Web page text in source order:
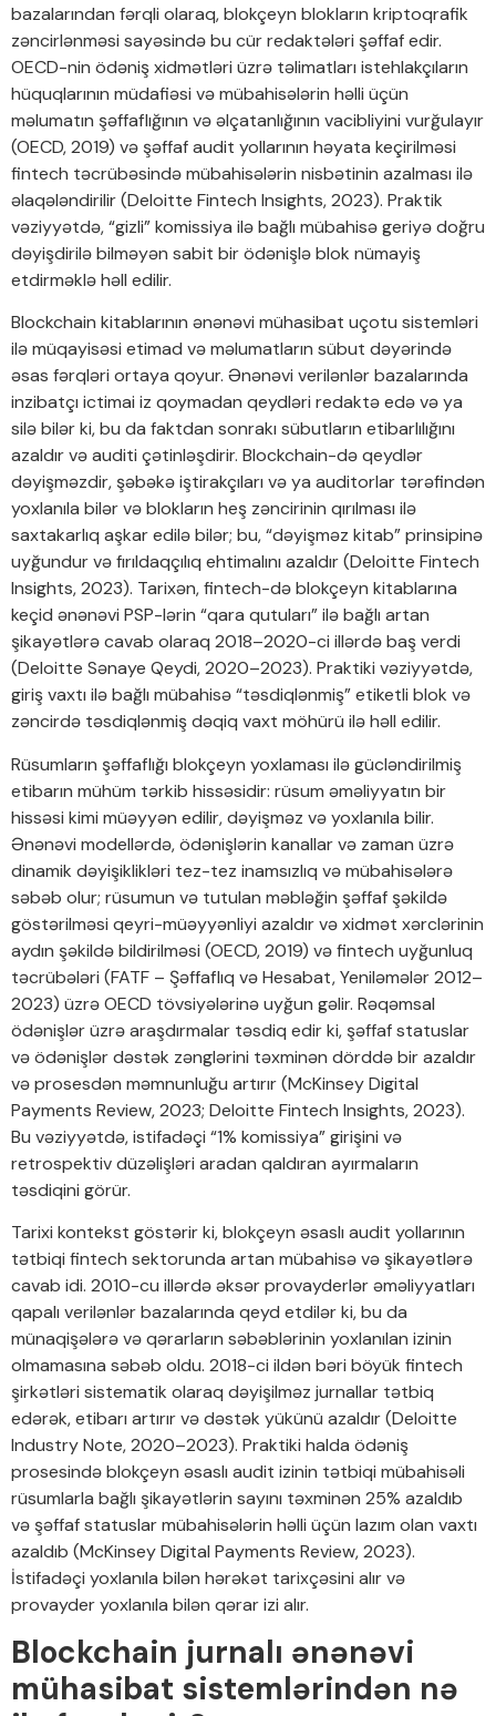
bazalarından fərqli olaraq, blokçeyn blokların kriptoqrafik
zəncirlənməsi sayəsində bu cür redaktələri şəffaf edir.
OECD-nin ödəniş xidmətləri üzrə təlimatları istehlakçıların
hüquqlarının müdafiəsi və mübahisələrin həlli üçün
məlumatın şəffaflığının və əlçatanlığının vacibliyini vurğulayır
(OECD, 2019) və şəffaf audit yollarının həyata keçirilməsi
fintech təcrübəsində mübahisələrin nisbətinin azalması ilə
əlaqələndirilir (Deloitte Fintech Insights, 2023). Praktik
vəziyyətdə, “gizli” komissiya ilə bağlı mübahisə geriyə doğru
dəyişdirilə bilməyən sabit bir ödənişlə blok nümayiş
etdirməklə həll edilir.
Blockchain kitablarının ənənəvi mühasibat uçotu sistemləri
ilə müqayisəsi etimad və məlumatların sübut dəyərində
əsas fərqləri ortaya qoyur. Ənənəvi verilənlər bazalarında
inzibatçı ictimai iz qoymadan qeydləri redaktə edə və ya
silə bilər ki, bu da faktdan sonrakı sübutların etibarlılığını
azaldır və auditi çətinləşdirir. Blockchain-də qeydlər
dəyişməzdir, şəbəkə iştirakçıları və ya auditorlar tərəfindən
yoxlanıla bilər və blokların heş zəncirinin qırılması ilə
saxtakarlıq aşkar edilə bilər; bu, “dəyişməz kitab” prinsipinə
uyğundur və fırıldaqçılıq ehtimalını azaldır (Deloitte Fintech
Insights, 2023). Tarixən, fintech-də blokçeyn kitablarına
keçid ənənəvi PSP-lərin “qara qutuları” ilə bağlı artan
şikayətlərə cavab olaraq 2018–2020-ci illərdə baş verdi
(Deloitte Sənaye Qeydi, 2020–2023). Praktiki vəziyyətdə,
giriş vaxtı ilə bağlı mübahisə “təsdiqlənmiş” etiketli blok və
zəncirdə təsdiqlənmiş dəqiq vaxt möhürü ilə həll edilir.
Rüsumların şəffaflığı blokçeyn yoxlaması ilə gücləndirilmiş
etibarın mühüm tərkib hissəsidir: rüsum əməliyyatın bir
hissəsi kimi müəyyən edilir, dəyişməz və yoxlanıla bilir.
Ənənəvi modellərdə, ödənişlərin kanallar və zaman üzrə
dinamik dəyişiklikləri tez-tez inamsızlıq və mübahisələrə
səbəb olur; rüsumun və tutulan məbləğin şəffaf şəkildə
göstərilməsi qeyri-müəyyənliyi azaldır və xidmət xərclərinin
aydın şəkildə bildirilməsi (OECD, 2019) və fintech uyğunluq
təcrübələri (FATF – Şəffaflıq və Hesabat, Yeniləmələr 2012–
2023) üzrə OECD tövsiyələrinə uyğun gəlir. Rəqəmsal
ödənişlər üzrə araşdırmalar təsdiq edir ki, şəffaf statuslar
və ödənişlər dəstək zənglərini təxminən dörddə bir azaldır
və prosesdən məmnunluğu artırır (McKinsey Digital
Payments Review, 2023; Deloitte Fintech Insights, 2023).
Bu vəziyyətdə, istifadəçi “1% komissiya” girişini və
retrospektiv düzəlişləri aradan qaldıran ayırmaların
təsdiqini görür.
Tarixi kontekst göstərir ki, blokçeyn əsaslı audit yollarının
tətbiqi fintech sektorunda artan mübahisə və şikayətlərə
cavab idi. 2010-cu illərdə əksər provayderlər əməliyyatları
qapalı verilənlər bazalarında qeyd etdilər ki, bu da
münaqişələrə və qərarların səbəblərinin yoxlanılan izinin
olmamasına səbəb oldu. 2018-ci ildən bəri böyük fintech
şirkətləri sistematik olaraq dəyişilməz jurnallar tətbiq
edərək, etibarı artırır və dəstək yükünü azaldır (Deloitte
Industry Note, 2020–2023). Praktiki halda ödəniş
prosesində blokçeyn əsaslı audit izinin tətbiqi mübahisəli
rüsumlarla bağlı şikayətlərin sayını təxminən 25% azaldıb
və şəffaf statuslar mübahisələrin həlli üçün lazım olan vaxtı
azaldıb (McKinsey Digital Payments Review, 2023).
İstifadəçi yoxlanıla bilən hərəkət tarixçəsini alır və
provayder yoxlanıla bilən qərar izi alır.
Blockchain jurnalı ənənəvi
mühasibat sistemlərindən nə